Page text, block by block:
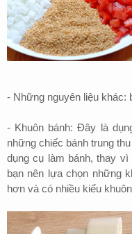
- Những nguyên liệu khác:
- Khuôn bánh: Đây là
những chiếc bánh trung
dụng cụ làm bánh, thay
bạn nên lựa chọn những
hơn và có nhiều kiểu